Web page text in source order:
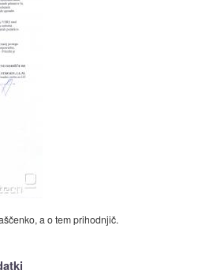
a o tem prihodnjič.